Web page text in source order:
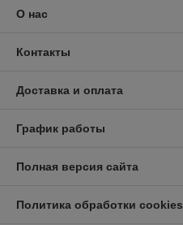
О нас
Контакты
Доставка и оплата
График работы
Полная версия сайта
Политика обработки cookies